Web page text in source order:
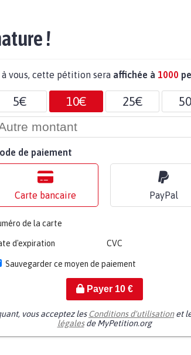
!
à vous, cette pétition sera affichée à 1000
5€ 10€ 25€
de paiement
Carte bancaire PayPal
de la carte
d'expiration CVC
Sauvegarder ce moyen de paiement
Payer 10€
vous acceptez les Conditions d'utilisationet
légalesde MyPetition.org